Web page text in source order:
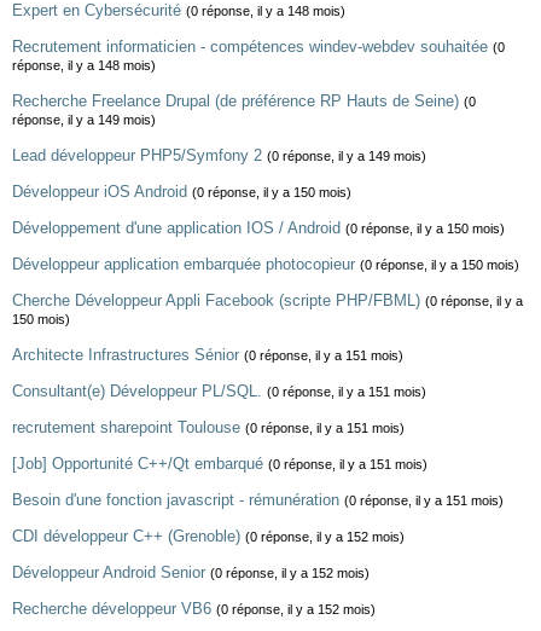
Expert en Cybersécurité (0 réponse, il y a 148 mois)
Recrutement informaticien - compétences windev-webdev souhaitée (0
réponse, il y a 148 mois)
Recherche Freelance Drupal (de préférence RP Hauts de Seine) (0
réponse, il y a 149 mois)
Lead développeur PHP5/Symfony 2 (0 réponse, il y a 149 mois)
Développeur iOS Android (0 réponse, il y a 150 mois)
Développement d'une application IOS / Android (0 réponse, il y a 150 mois)
Développeur application embarquée photocopieur (0 réponse, il y a 150 mois)
Cherche Développeur Appli Facebook (scripte PHP/FBML) (0 réponse, il y a
150 mois)
Architecte Infrastructures Sénior (0 réponse, il y a 151 mois)
Consultant(e) Développeur PL/SQL. (0 réponse, il y a 151 mois)
recrutement sharepoint Toulouse (0 réponse, il y a 151 mois)
[Job] Opportunité C++/Qt embarqué (0 réponse, il y a 151 mois)
Besoin d'une fonction javascript - rémunération (0 réponse, il y a 151 mois)
CDI développeur C++ (Grenoble) (0 réponse, il y a 152 mois)
Développeur Android Senior (0 réponse, il y a 152 mois)
Recherche développeur VB6 (0 réponse, il y a 152 mois)